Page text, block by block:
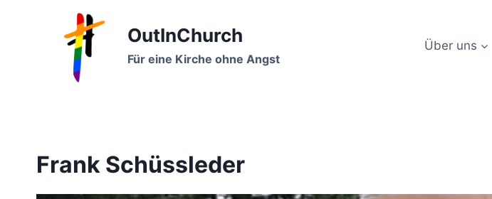
OutInChurch
Für eine Kirche ohne Angst
Über uns
Frank Schüssleder